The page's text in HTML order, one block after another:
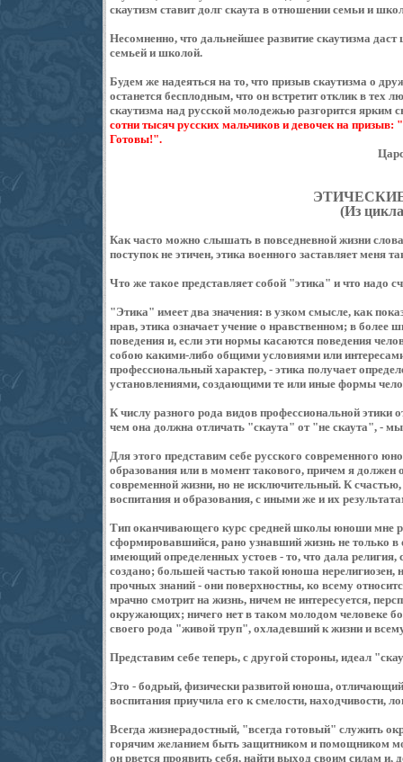
скаутизм ставит долг скаута в отношении семьи и
Несомненно, что дальнейшее развитие скаутизма
семьей и школой.
Будем же надеяться на то, что призыв скаутизма о
останется бесплодным, что он встретит отклик в тех
скаутизма над русской молодежью разгорится ярким
сотни тысяч русских мальчиков и девочек на
Готовы!".
(Из
Как часто можно слышать в повседневной жизни
поступок не этичен, этика военного заставляет меня
Что же такое представляет собой "этика" и что
"Этика" имеет два значения: в узком смысле, как
нрав, этика означает учение о нравственном; в
поведения и, если эти нормы касаются поведения
собою какими-либо общими условиями или
профессиональный характер, - этика получает
установлениями, создающими те или иные формы
К числу разного рода видов профессиональной этики
чем она должна отличать "скаута" от "не скаута", -
Для этого представим себе русского современного
образования или в момент такового, причем я должен
современной жизни, но не исключительный. К
воспитания и образования, с иными же и их
Тип оканчивающего курс средней школы юноши мне
сформировавшийся, рано узнавший жизнь не только
имеющий определенных устоев - то, что дала
создано; большей частью такой юноша нерелигиозен,
прочных знаний - они поверхностны, ко всему
мрачно смотрит на жизнь, ничем не интересуется,
окружающих; ничего нет в таком молодом человеке
своего рода "живой труп", охладевший к жизни и
Представим себе теперь, с другой стороны, идеал
Это - бодрый, физически развитой юноша,
воспитания приучила его к смелости, находчивости,
Всегда жизнерадостный, "всегда готовый" служить
горячим желанием быть защитником и помощником
он рвется проявить себя, найти выход своим силам и,